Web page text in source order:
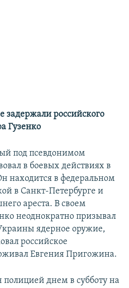
задержали российского
Гузенко
под псевдонимом
в боевых действиях в
находится в федеральном
в Санкт-Петербурге и
ареста. В своем
неоднократно призывал
ядерное оружие,
российское
Евгения Пригожина.
днем в субботу на